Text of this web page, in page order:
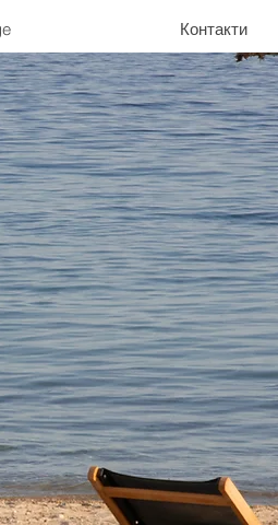
Контакти